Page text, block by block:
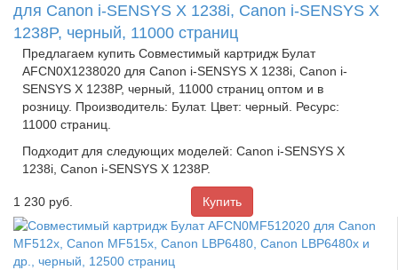
для Canon i-SENSYS X 1238i, Canon i-SENSYS X
1238P, черный, 11000 страниц
Предлагаем купить Совместимый картридж Булат
AFCN0X1238020 для Canon i-SENSYS X 1238i, Canon i-
SENSYS X 1238P, черный, 11000 страниц оптом и в
розницу. Производитель: Булат. Цвет: черный. Ресурс:
11000 страниц.
Подходит для следующих моделей: Canon i-SENSYS X
1238i, Canon i-SENSYS X 1238P.
1 230 руб.